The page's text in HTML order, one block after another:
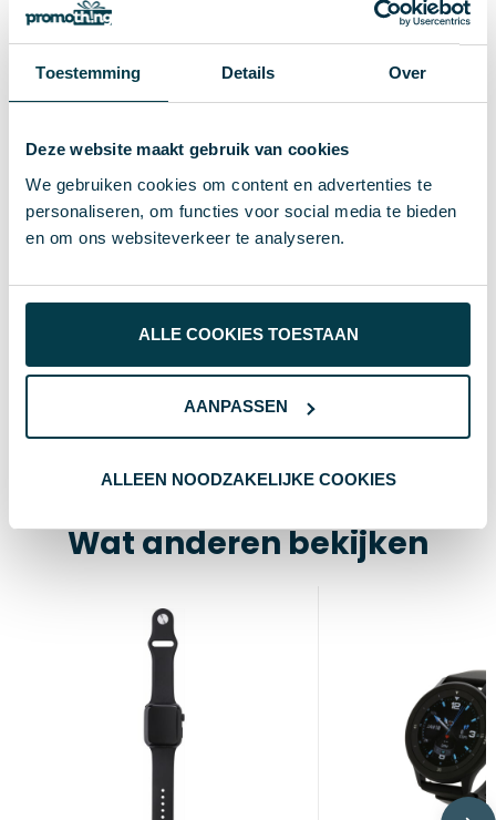
Toestemming Details Over
Deze website maakt gebruik van cookies
We gebruiken cookies om content en advertenties te
personaliseren, om functies voor social media te bieden
en om ons websiteverkeer te analyseren.
ALLE COOKIES TOESTAAN
AANPASSEN
ALLEEN NOODZAKELIJKE COOKIES
EAN-code 8714612140727
Merk
Materiaal Gerecycled TPE, ABS
Artikelnummer 38946
Hoogte 0.8 cm
2 cm
Wat anderen bekijken